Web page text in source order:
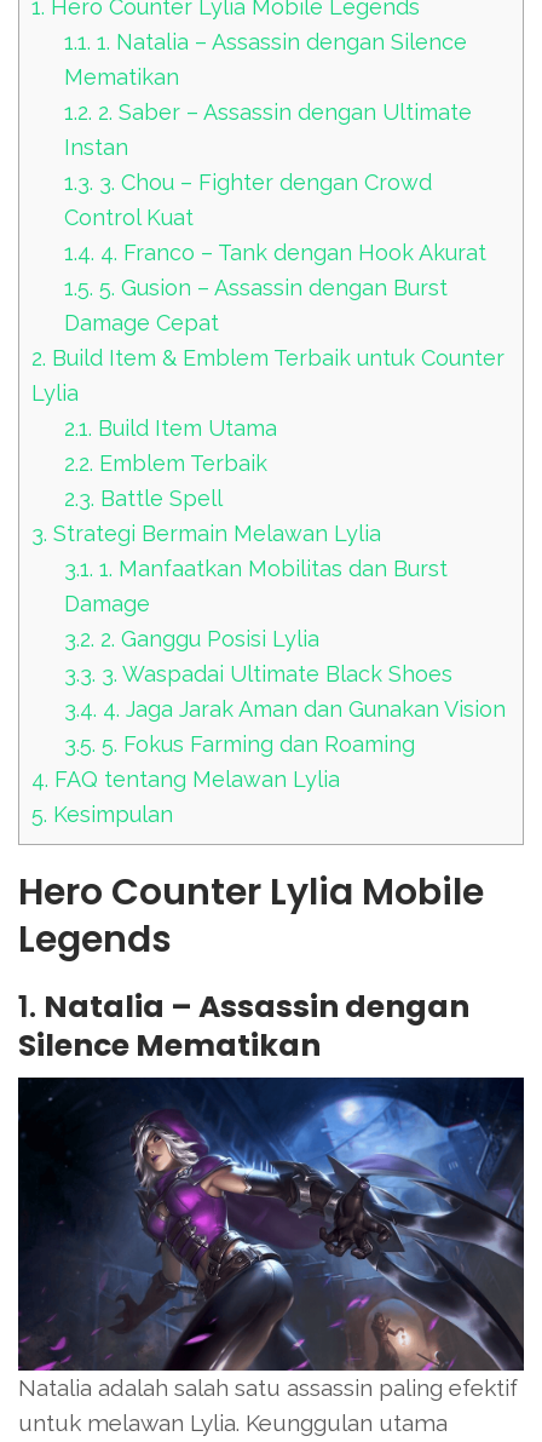
1. Hero Counter Lylia Mobile Legends
1.1. 1. Natalia – Assassin dengan Silence
Mematikan
1.2. 2. Saber – Assassin dengan Ultimate
Instan
1.3. 3. Chou – Fighter dengan Crowd
Control Kuat
1.4. 4. Franco – Tank dengan Hook Akurat
1.5. 5. Gusion – Assassin dengan Burst
Damage Cepat
2. Build Item & Emblem Terbaik untuk Counter
Lylia
2.1. Build Item Utama
2.2. Emblem Terbaik
2.3. Battle Spell
3. Strategi Bermain Melawan Lylia
3.1. 1. Manfaatkan Mobilitas dan Burst
Damage
3.2. 2. Ganggu Posisi Lylia
3.3. 3. Waspadai Ultimate Black Shoes
3.4. 4. Jaga Jarak Aman dan Gunakan Vision
3.5. 5. Fokus Farming dan Roaming
4. FAQ tentang Melawan Lylia
5. Kesimpulan
Hero Counter Lylia Mobile
Legends
1. Natalia – Assassin dengan
Silence Mematikan
Natalia adalah salah satu assassin paling efektif
untuk melawan Lylia. Keunggulan utama